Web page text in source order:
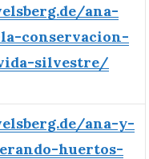
ana-
conservacion-
silvestre/
ana-y-
huertos-